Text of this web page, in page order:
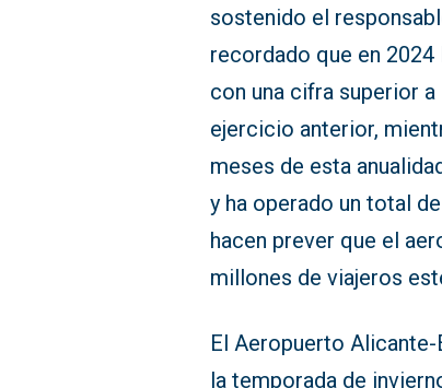
sostenido el
recordado que en
con una cifra superior
ejercicio anterior,
meses de esta
y ha operado un total
hacen prever que el
millones de viajeros
El Aeropuerto
la temporada de